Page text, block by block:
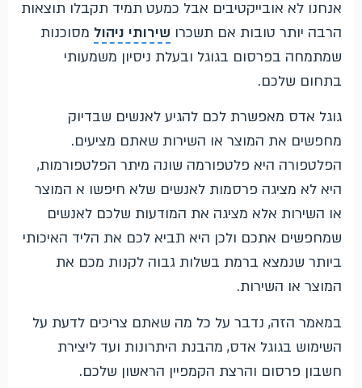
אנחנו לא אובייקטיבים אבל כמעט תמיד תקבלו תוצאות
הרבה יותר טובות אם תשכרו שירותי ניהול מסוכנות
שמתמחה בפרסום בגוגל ובעלת ניסיון משמעותי
בתחום שלכם.
גוגל אדס מאפשרת לכם להגיע לאנשים שבדיוק
מחפשים את המוצר או השירות שאתם מציעים.
הפלטפורה היא פלטפורמה שונה מיתר הפלטפורמות,
היא לא מציגה פרסמות לאנשים שלא חיפשו א המוצר
או השירות אלא מציגה את המודעות שלכם לאנשים
שמחפשים אתכם ולכן היא תביא לכם את הליד האיכותי
ביותר שנמצא ברמת בשלות גבוה לקנות מכם את
המוצר או השירות.
במאמר הזה, נדבר על כל מה שאתם צריכים לדעת על
השימוש בגוגל אדס, מהבנת היתרונות ועד ליצירת
חשבון פרסום והרצת הקמפיין הראשון שלכם.